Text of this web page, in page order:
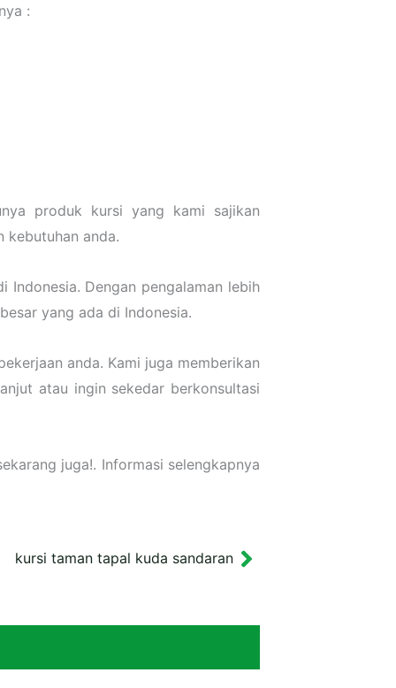
:
produk kursi yang kami sajikan
kebutuhan anda.
Dengan pengalaman lebih
yang ada di Indonesia.
anda. Kami juga memberikan
atau ingin sekedar berkonsultasi
juga!. Informasi selengkapnya
kursi taman tapal kuda sandaranNext